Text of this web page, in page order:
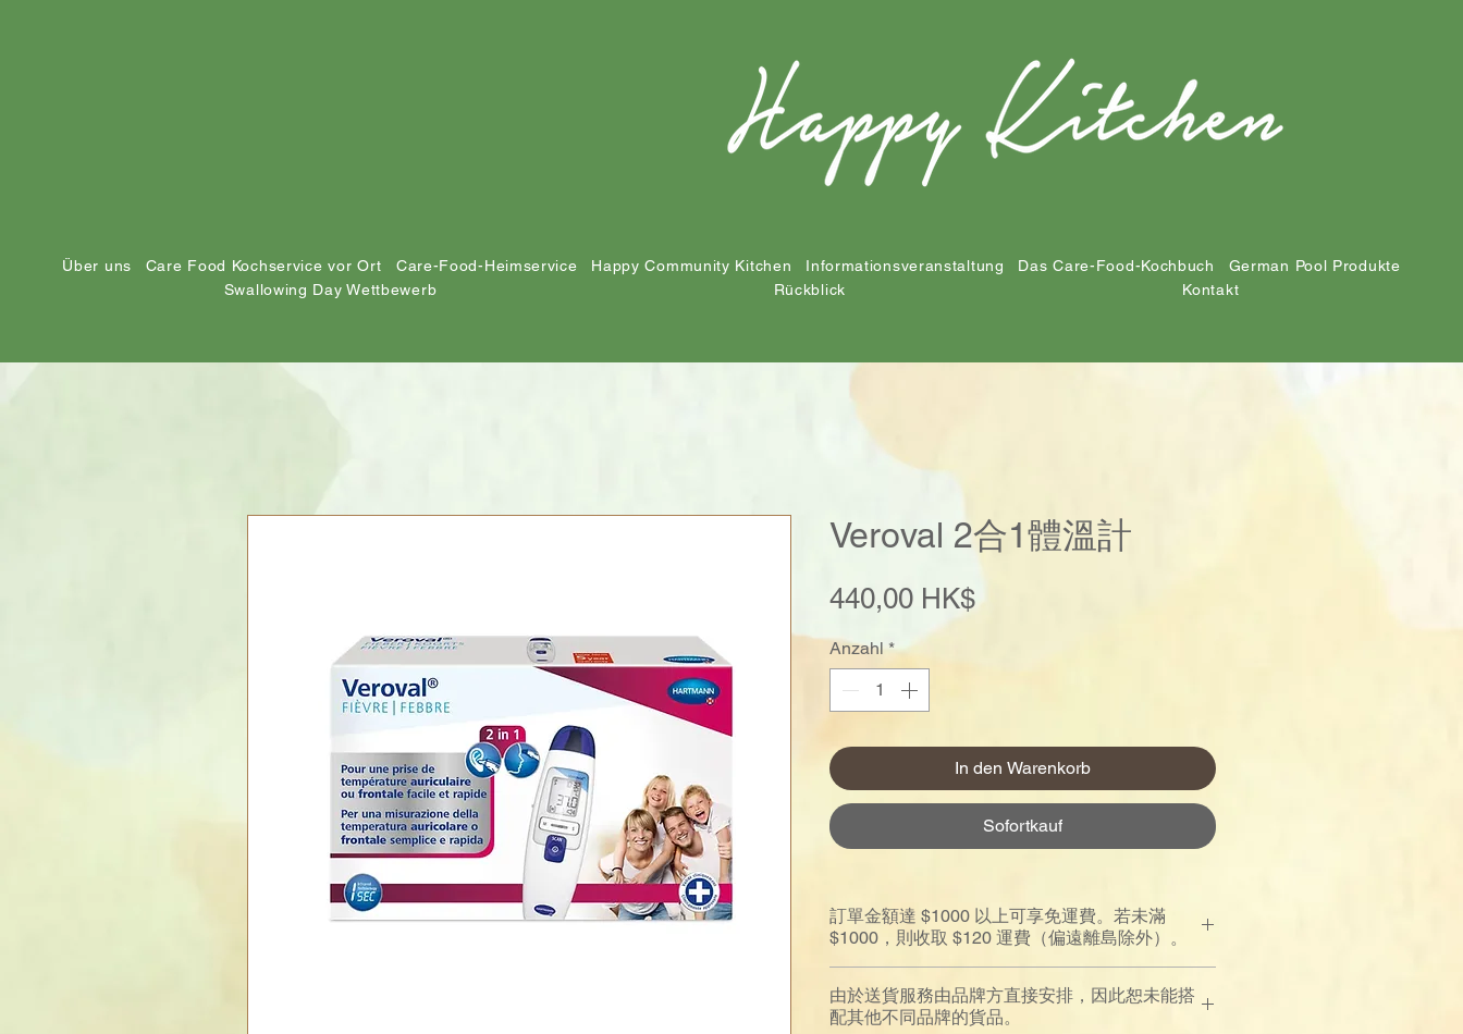
Über uns Care Food Kochservice vor Ort Care-Food-Heimservice Happy Community Kitchen Informationsveranstaltung Das Care-Food-Kochbuch
German Pool Produkte
Swallowing Day Wettbewerb
Rückblick Kontakt
Veroval 2合1體溫計
440,00 HK$Preis
Anzahl *
In den Warenkorb
Sofortkauf
訂單金額達 $1000 以上可享免運費。若未滿
$1000，則收取 $120 運費（偏遠離島除外）。
由於送貨服務由品牌方直接安排，因此恕未能搭
配其他不同品牌的貨品。